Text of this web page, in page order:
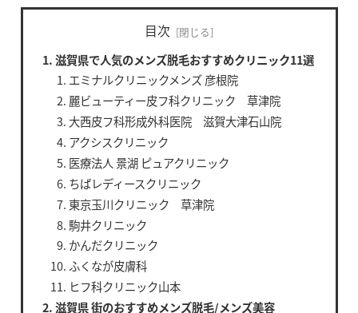
目次
滋賀県で人気のメンズ脱毛おすすめクリニック11選
エミナルクリニックメンズ 彦根院
麗ビューティー皮フ科クリニック 草津院
大西皮フ科形成外科医院 滋賀大津石山院
アクシスクリニック
医療法人 景湖 ピュアクリニック
ちばレディースクリニック
東京玉川クリニック 草津院
駒井クリニック
かんだクリニック
ふくなが皮膚科
ヒフ科クリニック山本
滋賀県 街のおすすめメンズ脱毛/メンズ美容